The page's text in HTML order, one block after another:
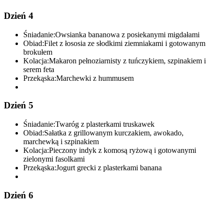
Dzień 4
Śniadanie:Owsianka bananowa z posiekanymi migdałami
Obiad:Filet z łososia ze słodkimi ziemniakami i gotowanym
brokułem
Kolacja:Makaron pełnoziarnisty z tuńczykiem, szpinakiem i
serem feta
Przekąska:Marchewki z hummusem
Dzień 5
Śniadanie:Twaróg z plasterkami truskawek
Obiad:Sałatka z grillowanym kurczakiem, awokado,
marchewką i szpinakiem
Kolacja:Pieczony indyk z komosą ryżową i gotowanymi
zielonymi fasolkami
Przekąska:Jogurt grecki z plasterkami banana
Dzień 6